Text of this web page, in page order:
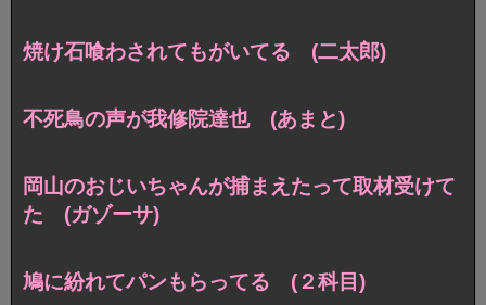
焼け石喰わされてもがいてる (二太郎)
不死鳥の声が我修院達也 (あまと)
岡山のおじいちゃんが捕まえたって取材受けて
た (ガゾーサ)
鳩に紛れてパンもらってる (２科目)